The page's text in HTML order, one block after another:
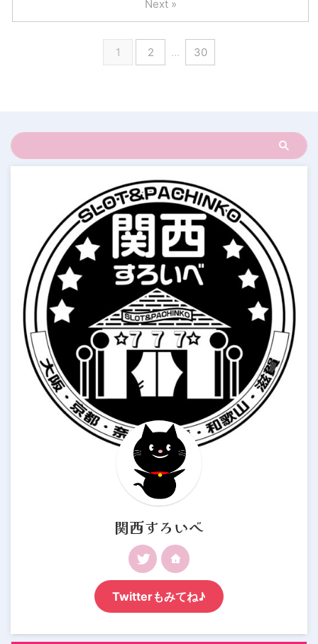
1 2 … 30
Next »
関西すろいべ
Twitterもみてね♪